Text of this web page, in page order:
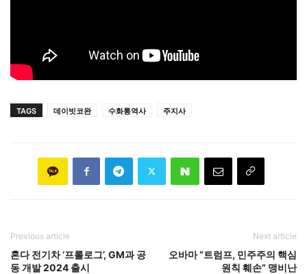
TAGS 데이빗코완 수화통역사 주지사
Previous article
혼다 전기차 ‘프롤로그’, GM과 공
동 개발 2024 출시
Next article
오바마 “트럼프, 민주주의 핵심
원칙 훼손” 맹비난